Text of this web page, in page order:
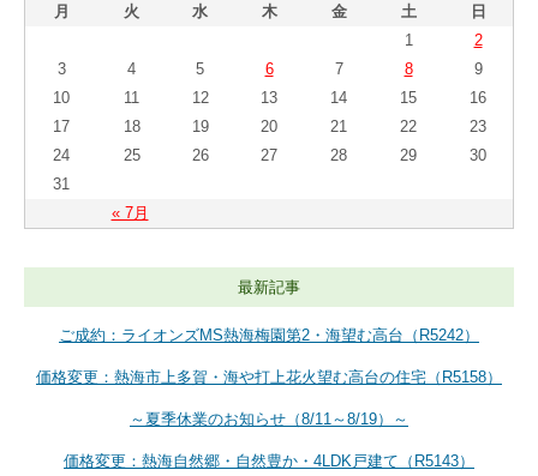
月 火 水 木 金 土 日
« 7月
1
2
3
4 5 6 7 8
9
10
11 12 13 14 15
16
17
18 19 20 21 22
23
24
25 26 27 28 29
30
31
最新記事
ご成約：ライオンズMS熱海梅園第2・海望む高台（R5242）
価格変更：熱海市上多賀・海や打上花火望む高台の住宅（R5158）
～夏季休業のお知らせ（8/11～8/19）～
価格変更：熱海自然郷・自然豊か・4LDK戸建て（R5143）